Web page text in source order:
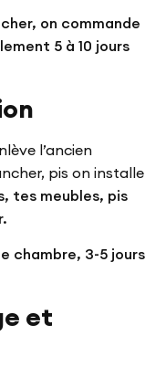
on commande
5 à 10 jours
l’ancien
pis on installe
tes meubles, pis
chambre, 3-5 jours
et